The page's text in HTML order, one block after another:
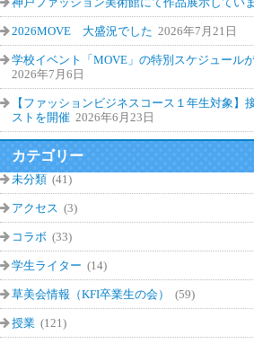
2026MOVE 大盛況でした 2026年7月21日
学校イベント「MOVE」の特別スケジュール
2026年7月6日
【ファッションビジネスコース１年生対象】
ストを開催 2026年6月23日
カテゴリー
未分類 (41)
アクセス (3)
コラボ (33)
学生ライター (14)
草美会情報（KFI卒業生の会） (59)
授業 (121)